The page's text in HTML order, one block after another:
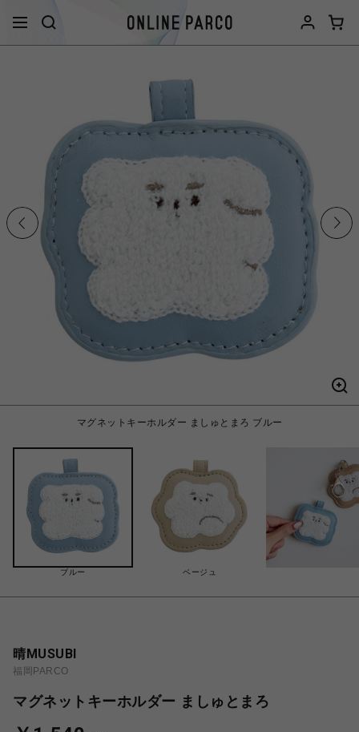
マグネットキーホルダー ましゅとまろ ブルー
ブルー ベージュ
晴MUSUBI
福岡PARCO
マグネットキーホルダー ましゅとまろ